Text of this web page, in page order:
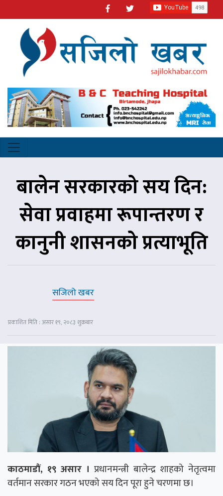
बालेन सरकारको सय दिन:
सेवा प्रवाहमा रूपान्तरण र
कानुनी शासनको प्रत्याभूति
सजिलो खबर
प्रकाशित मिति : असार १९, २०८३ शुक्रबार
काठमाडौं, १९ असार । प्रधानमन्त्री बालेन्द्र शाहको नेतृत्वमा
वर्तमान सरकार गठन भएको सय दिन पूरा हुने चरणमा छ।